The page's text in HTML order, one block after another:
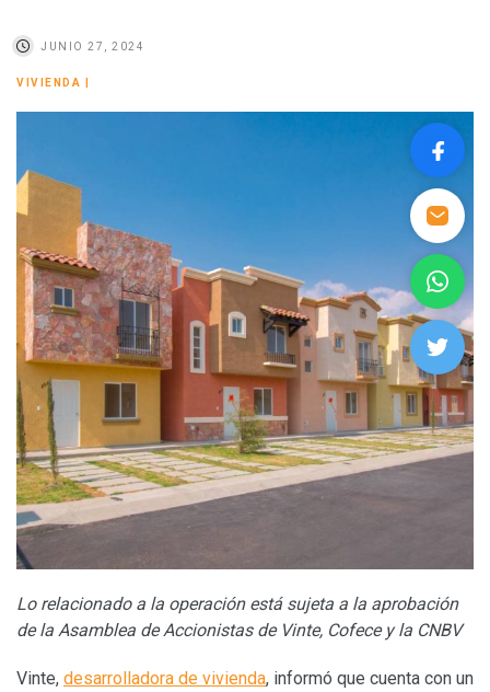
JUNIO 27, 2024
VIVIENDA
Lo relacionado a la operación está sujeta a la aprobación
de la Asamblea de Accionistas de Vinte, Cofece y la CNBV
Vinte, desarrolladora de vivienda, informó que cuenta con un